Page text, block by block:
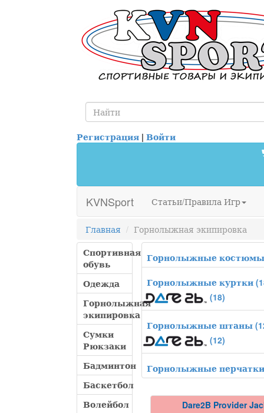
Регистрация | Войти
KVNSport Статьи/Правила Игр
Главная
Горнолыжная экипировка
Спортивная
обувь
Одежда
Горнолыжная
экипировка
Сумки
Рюкзаки
Бадминтон
Баскетбол
Волейбол
Горнолыжные костюмы
Горнолыжные куртки
(18)
Горнолыжные штаны
(12)
Горнолыжные перчатки
Dare2B Provider